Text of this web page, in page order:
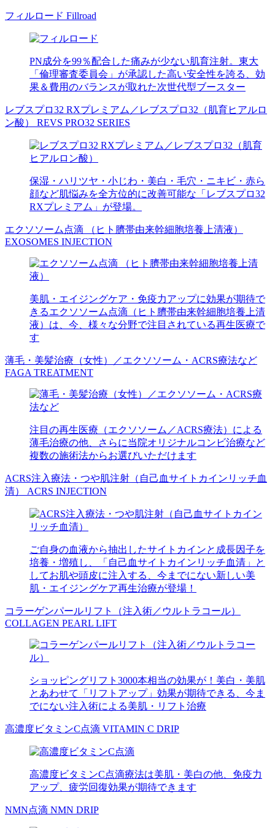
フィルロード Fillroad
PN成分を99％配合した痛みが少ない肌育注射。東大
「倫理審査委員会」が承認した高い安全性を誇る、効
果＆費用のバランスが取れた次世代型ブースター
レブスプロ32 RXプレミアム／レブスプロ32（肌育ヒアルロ
ン酸） REVS PRO32 SERIES
保湿・ハリツヤ・小じわ・美白・毛穴・ニキビ・赤ら
顔など肌悩みを全方位的に改善可能な「レブスプロ32
RXプレミアム」が登場。
エクソソーム点滴 （ヒト臍帯由来幹細胞培養上清液）
EXOSOMES INJECTION
美肌・エイジングケア・免疫力アップに効果が期待で
きるエクソソーム点滴（ヒト臍帯由来幹細胞培養上清
液）は、今、様々な分野で注目されている再生医療で
す
薄毛・美髪治療（女性）／エクソソーム・ACRS療法など
FAGA TREATMENT
注目の再生医療（エクソソーム／ACRS療法）による
薄毛治療の他、さらに当院オリジナルコンビ治療など
複数の施術法からお選びいただけます
ACRS注入療法・つや肌注射（自己血サイトカインリッチ血
清） ACRS INJECTION
ご自身の血液から抽出したサイトカインと成長因子を
培養・増殖し、「自己血サイトカインリッチ血清」と
してお肌や頭皮に注入する、今までにない新しい美
肌・エイジングケア再生治療が登場！
コラーゲンパールリフト（注入術／ウルトラコール）
COLLAGEN PEARL LIFT
ショッピングリフト3000本相当の効果が！美白・美肌
とあわせて「リフトアップ」効果が期待できる、今ま
でにない注入術による美肌・リフト治療
高濃度ビタミンC点滴 VITAMIN C DRIP
高濃度ビタミンC点滴療法は美肌・美白の他、免疫力
アップ、疲労回復効果が期待できます
NMN点滴 NMN DRIP